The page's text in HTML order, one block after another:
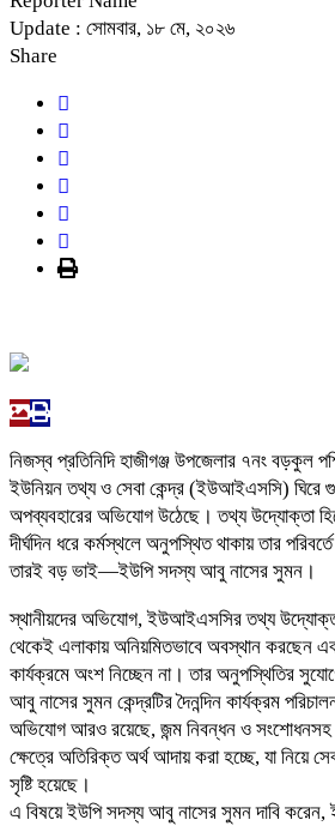
Update : সোমবার, ১৮ মে, ২০২৬
Share
নিজস্ব প্রতিনিদি হাজীগঞ্জ উপজেলার ৭নং বড়কুল
ইউনিয়ন তথ্য ও সেবা কেন্দ্র (ইউআইএসসি) ঘিরে
অপব্যবহারের অভিযোগ উঠেছে। তথ্য উদ্যোক্তা
দীর্ঘদিন ধরে কর্মস্থলে অনুপস্থিত থাকায় তার
তারই বড় ভাই—ইউপি সদস্য আবু নাসের সুমন।
স্থানীয়দের অভিযোগ, ইউআইএসসির তথ্য
থেকেই এলাকায় অনিয়মিতভাবে অবস্থান করছেন
কার্যক্রমে অংশ নিচ্ছেন না। তার অনুপস্থিতির
আবু নাসের সুমন কেন্দ্রটির দৈনন্দিন কার্যক্রম
অভিযোগ আরও রয়েছে, জন্ম নিবন্ধন ও সংশোধনসহ
ক্ষেত্রে অতিরিক্ত অর্থ আদায় করা হচ্ছে, যা নিয়ে
সৃষ্টি হয়েছে।
এ বিষয়ে ইউপি সদস্য আবু নাসের সুমন দাবি করেন,